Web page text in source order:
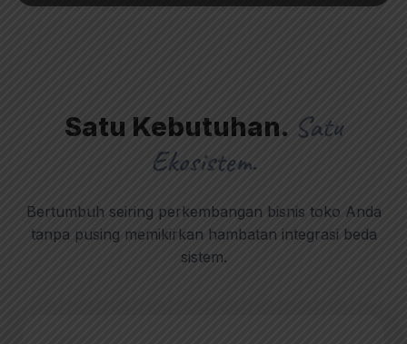
Satu Kebutuhan. Satu
Ekosistem.
Bertumbuh seiring perkembangan bisnis toko Anda
tanpa pusing memikirkan hambatan integrasi beda
sistem.